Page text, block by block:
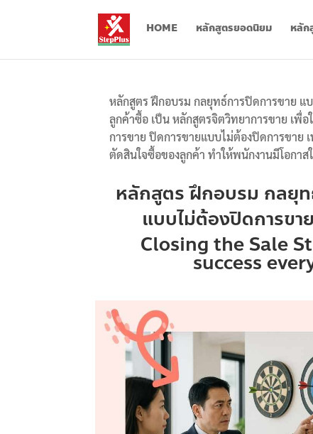
HOME หลักสูตรยอดนิยม หลัก
หลักสูตร ฝึกอบรม กลยุทธ์การปิดการขาย แ
ลูกค้าซื้อ เป็น หลักสูตรจิตวิทยาการขาย เพื่
การขาย ปิดการขายแบบไม่ต้องปิดการขาย เ
ตัดสินใจซื้อของลูกค้า ทำให้พนักงานมีโอกาส
หลักสูตร ฝึกอบรม กลยุท
แบบไม่ต้องปิดการขา
Closing the Sale
success